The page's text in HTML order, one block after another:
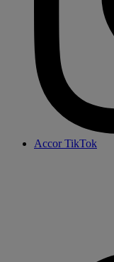
Accor TikTok